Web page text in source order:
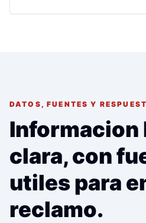
DATOS, FUENTES Y
Informacion
clara, con
utiles para
reclamo.